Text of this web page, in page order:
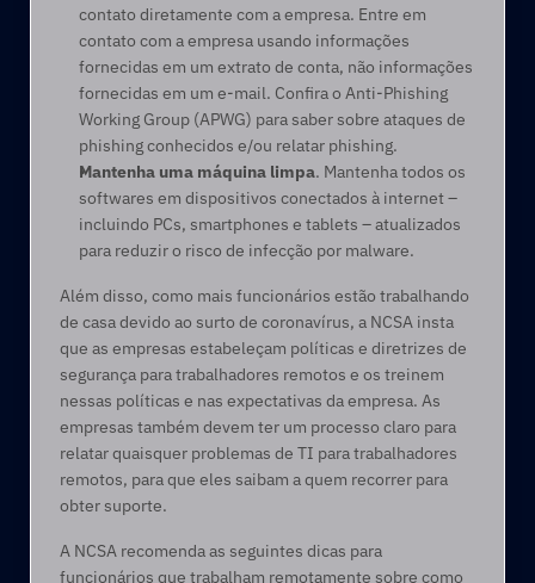
contato diretamente com a empresa. Entre em
contato com a empresa usando informações
fornecidas em um extrato de conta, não informações
fornecidas em um e-mail. Confira o Anti-Phishing
Working Group (APWG) para saber sobre ataques de
phishing conhecidos e/ou relatar phishing.
Mantenha uma máquina limpa. Mantenha todos os
softwares em dispositivos conectados à internet –
incluindo PCs, smartphones e tablets – atualizados
para reduzir o risco de infecção por malware.
Além disso, como mais funcionários estão trabalhando
de casa devido ao surto de coronavírus, a NCSA insta
que as empresas estabeleçam políticas e diretrizes de
segurança para trabalhadores remotos e os treinem
nessas políticas e nas expectativas da empresa. As
empresas também devem ter um processo claro para
relatar quaisquer problemas de TI para trabalhadores
remotos, para que eles saibam a quem recorrer para
obter suporte.
A NCSA recomenda as seguintes dicas para
funcionários que trabalham remotamente sobre como